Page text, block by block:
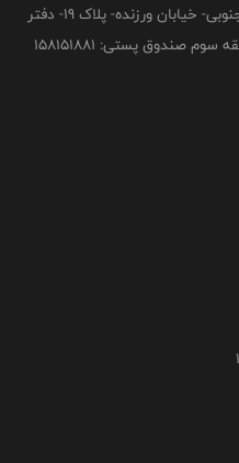
تهران- میدان هفت تیر- خیابان مفتح جنوبی- خیابان ورزنده- پلاک 19- دفتر
پستی: 158151881